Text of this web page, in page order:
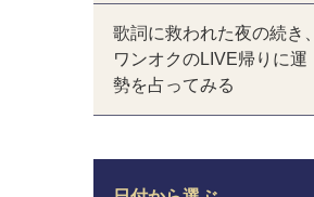
歌詞に救われた夜の続き、
ワンオクのLIVE帰りに運
勢を占ってみる